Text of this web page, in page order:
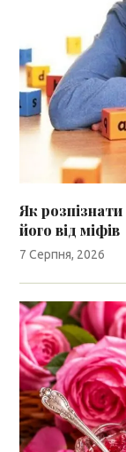
Як
його від міфів
7 Серпня, 2026